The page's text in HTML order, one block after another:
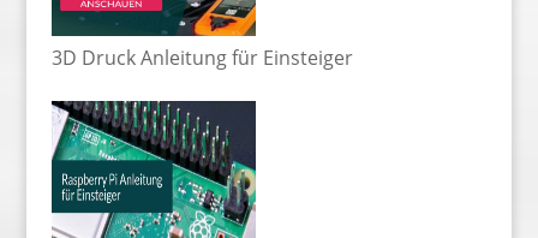
3D Druck Anleitung für Einsteiger